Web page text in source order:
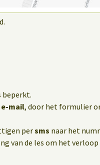
beperkt.
e-mail, door het formulier
persms naar het
van de les om het